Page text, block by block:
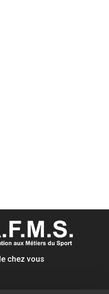
chez vous